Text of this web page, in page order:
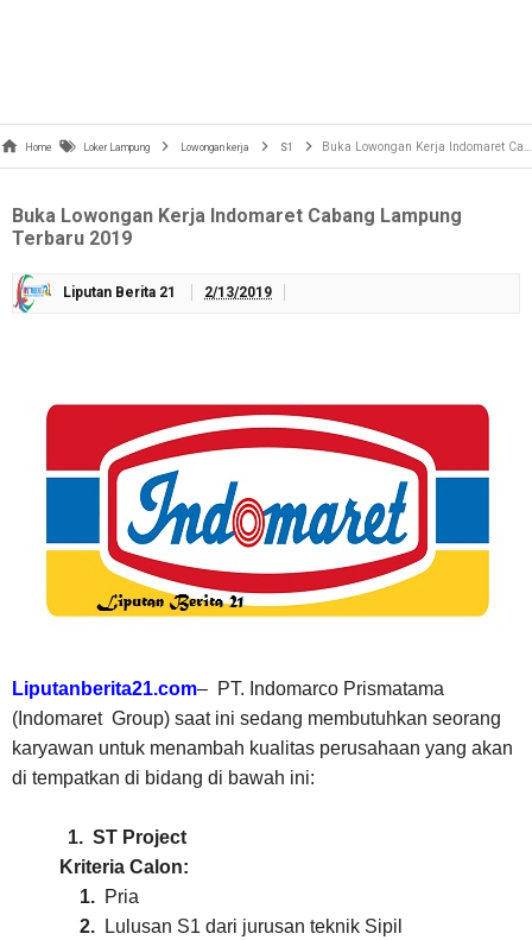
Home Loker Lampung Lowongan kerja S1 Buka Lowongan Kerja Indomaret Cabang Lampung Terbaru 2019
Buka Lowongan Kerja Indomaret Cabang Lampung
Terbaru 2019
Liputan Berita 21 2/13/2019
Liputanberita21.com– PT. Indomarco Prismatama
(Indomaret Group) saat ini sedang membutuhkan seorang
karyawan untuk menambah kualitas perusahaan yang akan
di tempatkan di bidang di bawah ini:
1. ST Project
Kriteria Calon:
1.
Pria
2.
Lulusan S1 dari jurusan teknik Sipil